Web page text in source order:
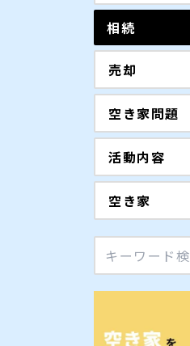
相続
売却
空き家問題
活動内容
空き家